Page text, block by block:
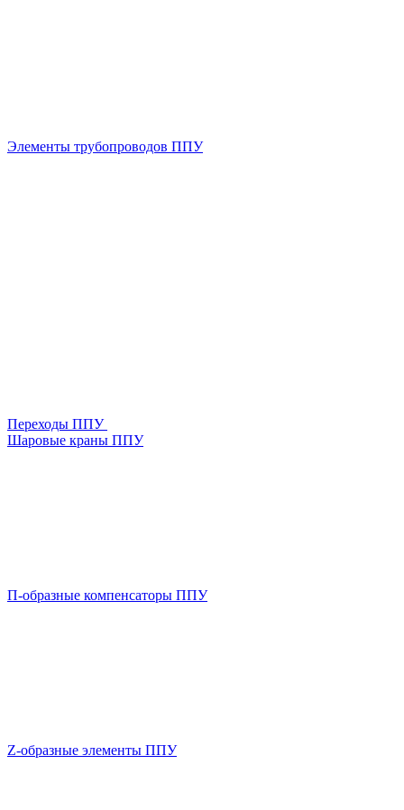
Элементы трубопроводов ППУ
Переходы ППУ
Шаровые краны ППУ
П-образные компенсаторы ППУ
Z-образные элементы ППУ